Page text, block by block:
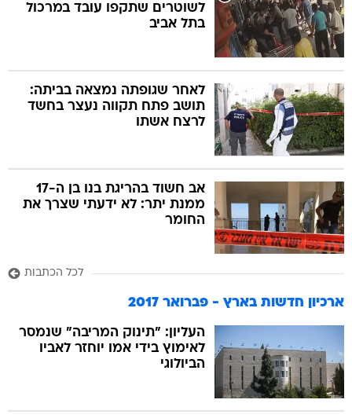
לשוטרים שתקפו עובד במרכול
בתל אביב
לאחר שגופתה נמצאה בביתה:
תושב פתח תקווה נעצר בחשד
לרצח אשתו
אב חשוד בהריגת בנו בן ה-17
ממנת יתר: לא ידעתי שצרך את
החומר
לכל הכתבות
ארכיון חדשות בארץ - פברואר 2017
העליון: "תינוק המריבה" שנמסר
לאימוץ בידי אמו יוחזר לאביו
הביולוגי